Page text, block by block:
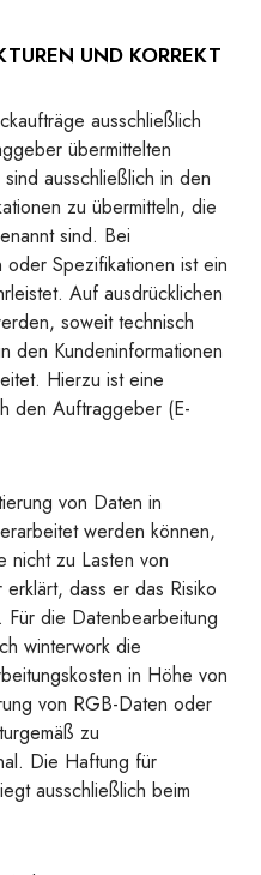
UND KORREKT
ausschließlich
übermittelten
ausschließlich in den
zu übermitteln, die
sind. Bei
Spezifikationen ist ein
Auf ausdrücklichen
soweit technisch
den Kundeninformationen
Hierzu ist eine
den Auftraggeber (E-
von Daten in
werden können,
nicht zu Lasten von
dass er das Risiko
die Datenbearbeitung
winterwork die
in Höhe von
von RGB-Daten oder
zu
Die Haftung für
ausschließlich beim